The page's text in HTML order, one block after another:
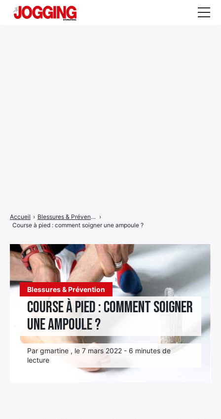
Blessures & Prévention
Course à pied : comment soigner
une ampoule ?
Par gmartine , le 7 mars 2022 - 6 minutes de
lecture
Accueil › Blessures & Prévention ›
Course à pied : comment soigner une ampoule ?
de
menu
Élément
de
menu
Élément
de
menu